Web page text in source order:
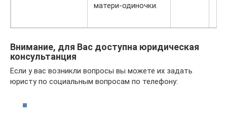
матери-одиночки.
Внимание, для Вас доступна юридическая
консультанция
Если у вас возникли вопросы вы можете их задать
юристу по социальным вопросам по телефону: